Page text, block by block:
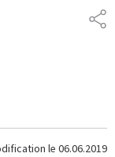
le 06.06.2019